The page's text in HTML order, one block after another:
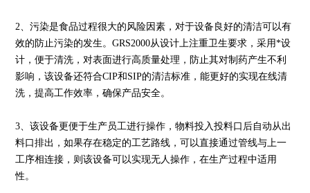
2、污染是食品过程很大的风险因素，对于设备良好的清洁可以有
效的防止污染的发生。GRS2000从设计上注重卫生要求，采用*设
计，便于清洗，对表面进行高质量处理，防止其对制药产生不利
影响，该设备还符合CIP和SIP的清洁标准，能更好的实现在线清
洗，提高工作效率，确保产品安全。
3、该设备更便于生产员工进行操作，物料投入投料口后自动从出
料口排出，如果存在稳定的工艺路线，可以直接通过管线与上一
工序相连接，则该设备可以实现无人操作，在生产过程中适用
性。